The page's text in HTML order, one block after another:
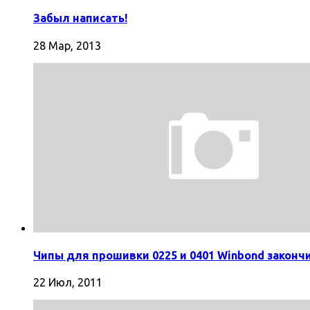
Забыл написать!
28 Мар, 2013
Чипы для прошивки 0225 и 0401 Winbond
22 Июл, 2011